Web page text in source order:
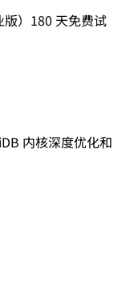
版）180 天免费试
内核深度优化和